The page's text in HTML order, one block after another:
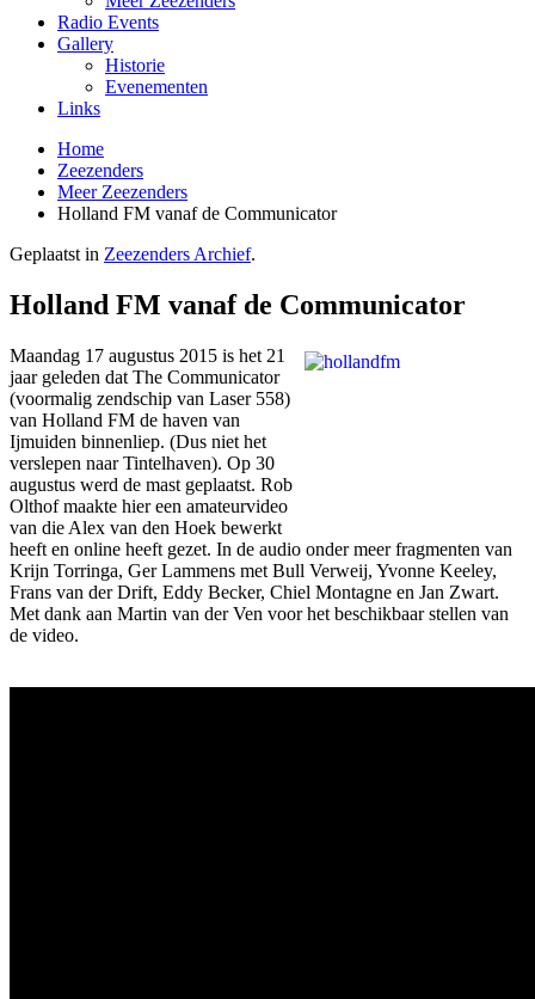
Radio Events
Gallery
Historie
Evenementen
Links
Home
Zeezenders
Meer Zeezenders
Holland FM vanaf de Communicator
Geplaatst in Zeezenders Archief.
Holland FM vanaf de Communicator
Maandag 17 augustus 2015 is het 21
jaar geleden dat The Communicator
(voormalig zendschip van Laser 558)
van Holland FM de haven van
Ijmuiden binnenliep. (Dus niet het
verslepen naar Tintelhaven). Op 30
augustus werd de mast geplaatst. Rob
Olthof maakte hier een amateurvideo
van die Alex van den Hoek bewerkt
heeft en online heeft gezet. In de audio onder meer fragmenten van
Krijn Torringa, Ger Lammens met Bull Verweij, Yvonne Keeley,
Frans van der Drift, Eddy Becker, Chiel Montagne en Jan Zwart.
Met dank aan Martin van der Ven voor het beschikbaar stellen van
de video.